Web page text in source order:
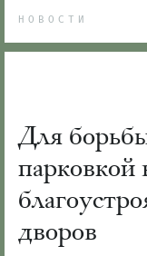
НОВОСТИ
Для
парковкой
дворов